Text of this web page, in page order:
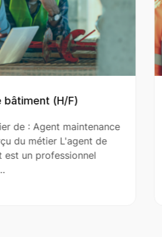
Aide Couvreur (H/F)
Qu' est-ce que le métier de : Aide
(H/F) ? Aperçu du métier L'aide
le couvreur principal dans
réparation et…